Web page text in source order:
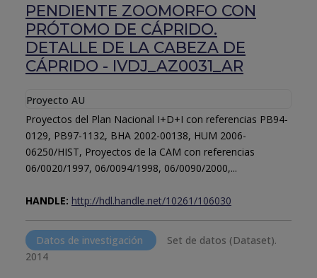
PENDIENTE ZOOMORFO CON
PRÓTOMO DE CÁPRIDO.
DETALLE DE LA CABEZA DE
CÁPRIDO - IVDJ_AZ0031_AR
Proyecto AU
Proyectos del Plan Nacional I+D+I con referencias PB94-
0129, PB97-1132, BHA 2002-00138, HUM 2006-
06250/HIST, Proyectos de la CAM con referencias
06/0020/1997, 06/0094/1998, 06/0090/2000,...
HANDLE: http://hdl.handle.net/10261/106030
Datos de investigación
Set de datos (Dataset).
2014